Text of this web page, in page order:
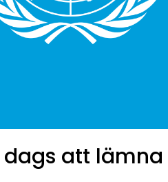
att lämna